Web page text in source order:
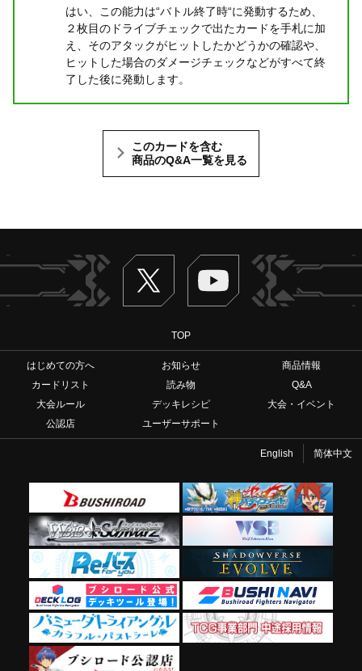
はい、この能力は“バトル終了時“に発動するため、
２枚目のドライブチェックで出たカードを手札に加
え、そのアタックがヒットしたかどうかの確認や、
ヒットした場合のダメージチェックなどがすべて終
了した後に発動します。
このカードを含む
商品のQ&A一覧を見る
Twitter ヴァンガードch
TOP
はじめての方へ お知らせ
商品情報
カードリスト
読み物
Q&A
大会ルール
デッキレシピ
大会・イベント
公認店
ユーザーサポート
English 简体中文